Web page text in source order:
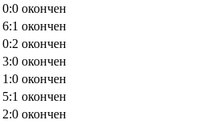
0:0 окончен
6:1 окончен
0:2 окончен
3:0 окончен
1:0 окончен
5:1 окончен
2:0 окончен